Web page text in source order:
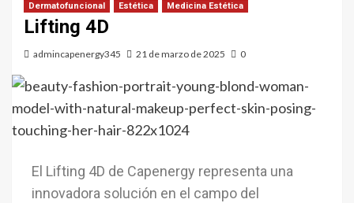
Dermatofuncional Estética Medicina Estética
Lifting 4D
admincapenergy345 21 de marzo de 2025 0
El Lifting 4D de Capenergy representa una
innovadora solución en el campo del